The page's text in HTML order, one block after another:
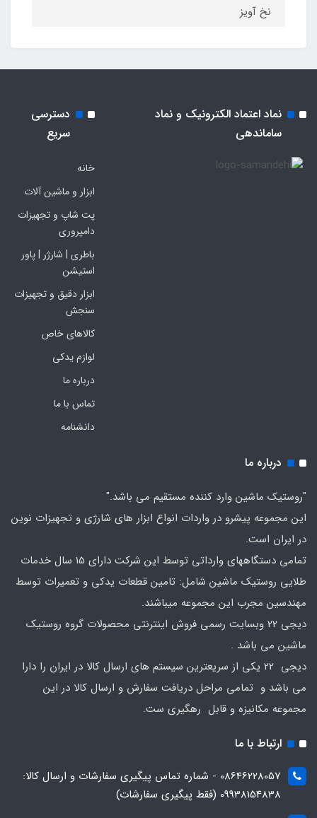
نخ آویز
نماد اعتماد الکترونیک و نماد
ساماندهی
دسترسی
سریع
خانه
ابزار و ماشین آلات
پت شاپ و تجهیزات
دامپروری
باطری | شارژر | پاور
استیشن
ابزار دقیق و تجهیزات
سنجش
کالاهای خاص
لوازم یدکی
درباره ما
تماس با ما
دانشنامه
درباره ما
"روستیک ماشین وارد کننده مستقیم می باشد."
این مجموعه پیشرو در واردات انواع ابزار های شارژی و تجهیزات نوین
در ایران است.
تمامی دستگاههای وارداتی توسط این شرکت دارای 15 سال خدمات
طلایی روستیک ماشین شامل: تامین قطعات یدکی و تعمیرات توسط
مهندسین مجرب این مجموعه میباشند.
دیجی 22 وبسایت رسمی فروش اینترنتی محصولات گروه روستیک
ماشین می باشد .
دیجی 22 یکی از سریعترین سیستم های ارسال کالا در ایران را دارا
می باشد و تمامی مراحل دریافت سفارش و ارسال کالا در این
مجموعه مکانیزه و قابل رهگیری ست.
ارتباط با ما
08646228057 - شماره تماس پیگیری سفارشات و ارسال کالا:
09938154838 (فقط پیگیری سفارشات)